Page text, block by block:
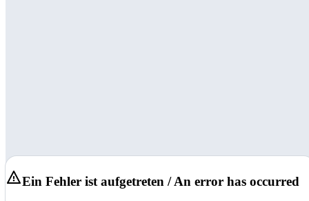
Ein Fehler ist aufgetreten / An error has occurred